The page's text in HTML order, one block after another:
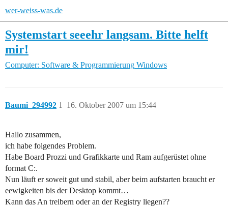
wer-weiss-was.de
Systemstart seeehr langsam. Bitte helft
mir!
Computer: Software & Programmierung Windows
Baumi_294992 16. Oktober 2007 um 15:44
1
Hallo zusammen,
ich habe folgendes Problem.
Habe Board Prozzi und Grafikkarte und Ram aufgerüstet ohne
format C:.
Nun läuft er soweit gut und stabil, aber beim aufstarten braucht er
eewigkeiten bis der Desktop kommt…
Kann das An treibern oder an der Registry liegen??